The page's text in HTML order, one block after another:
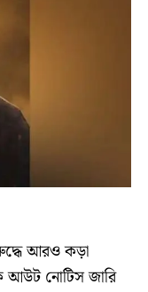
আরও কড়া
আউট নোটিস জারি